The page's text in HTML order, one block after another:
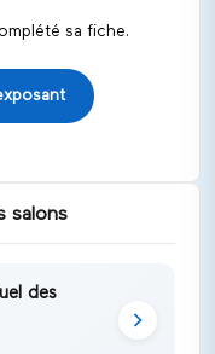
sa fiche.
salons
des